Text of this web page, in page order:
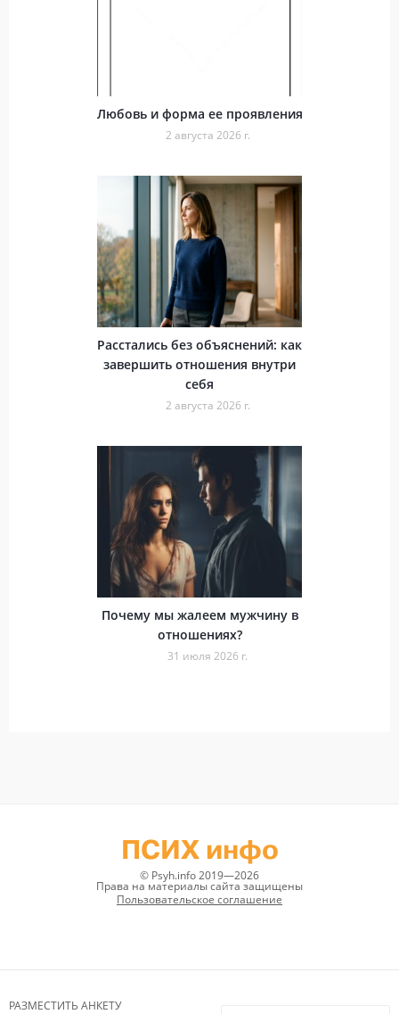
Любовь и форма ее проявления
2 августа 2026 г.
Расстались без объяснений: как
завершить отношения внутри
себя
2 августа 2026 г.
Почему мы жалеем мужчину в
отношениях?
31 июля 2026 г.
ПСИХ инфо
© Psyh.info 2019—2026
Права на материалы сайта защищены
Пользовательское соглашение
РАЗМЕСТИТЬ АНКЕТУ